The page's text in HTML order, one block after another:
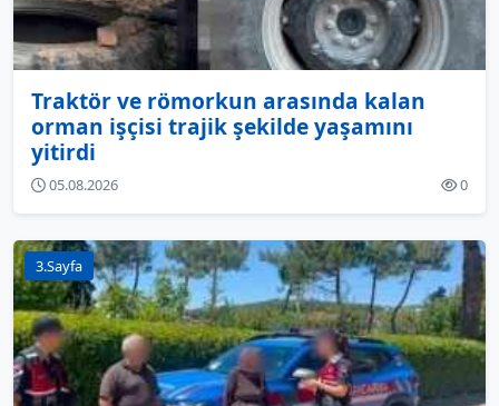
Traktör ve römorkun arasında kalan
orman işçisi trajik şekilde yaşamını
yitirdi
05.08.2026 0
3.Sayfa